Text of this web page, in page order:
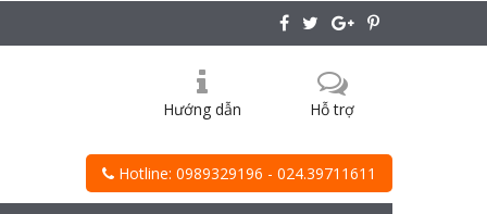
Hướng dẫn Hỗ trợ
Hotline: 0989329196 - 024.39711611